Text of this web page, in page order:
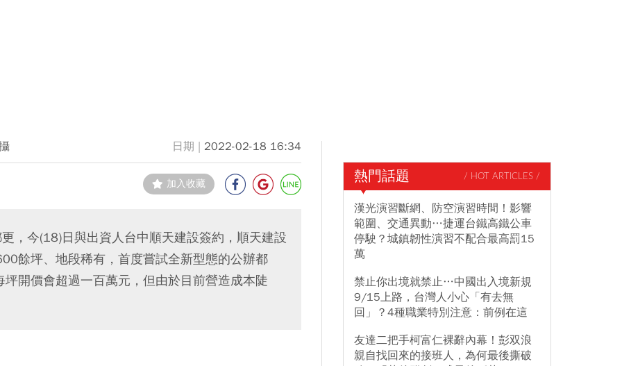
2022-02-18 16:34
加入收藏
，今(18)日與出資人台中順天建設簽約，順天建設
餘坪、地段稀有，首度嘗試全新型態的公辦都
開價會超過一百萬元，但由於目前營造成本陡
熱門話題 / HOT ARTICLES /
漢光演習斷網、防空演習時間！影響
範圍、交通異動…捷運台鐵高鐵公車
停駛？城鎮韌性演習不配合最高罰15
萬
禁止你出境就禁止…中國出入境新規
9/15上路，台灣人小心「有去無
回」？4種職業特別注意：前例在這
友達二把手柯富仁裸辭內幕！彭双浪
親自找回來的接班人，為何最後撕破